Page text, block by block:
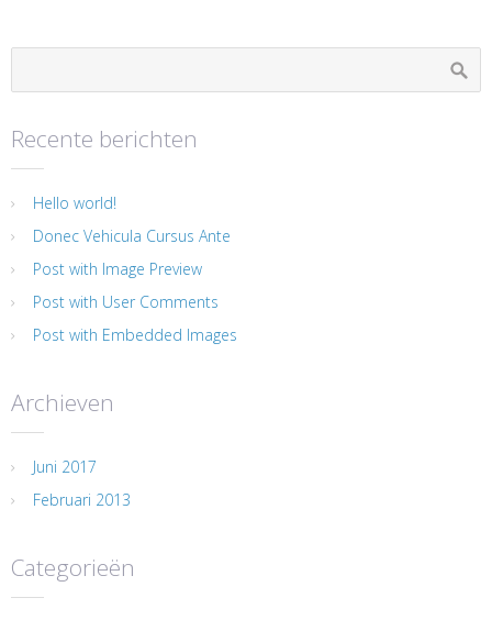
Recente berichten
Hello world!
Donec Vehicula Cursus Ante
Post with Image Preview
Post with User Comments
Post with Embedded Images
Archieven
Juni 2017
Februari 2013
Categorieën